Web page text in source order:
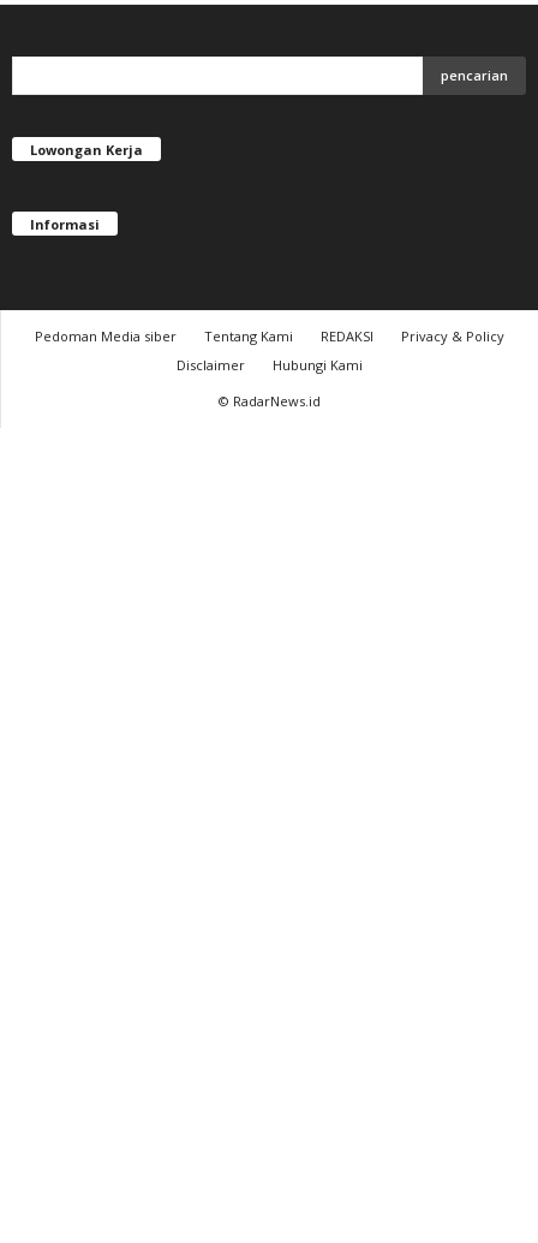
Lowongan Kerja
Informasi
Pedoman Media siber Tentang Kami REDAKSI
Privacy & Policy
Disclaimer
Hubungi Kami
© RadarNews.id